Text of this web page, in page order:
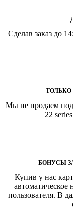
Сделав заказ до
Мы не продаем
22
БОНУСЫ
Купив у нас
автоматическое
пользователя. В